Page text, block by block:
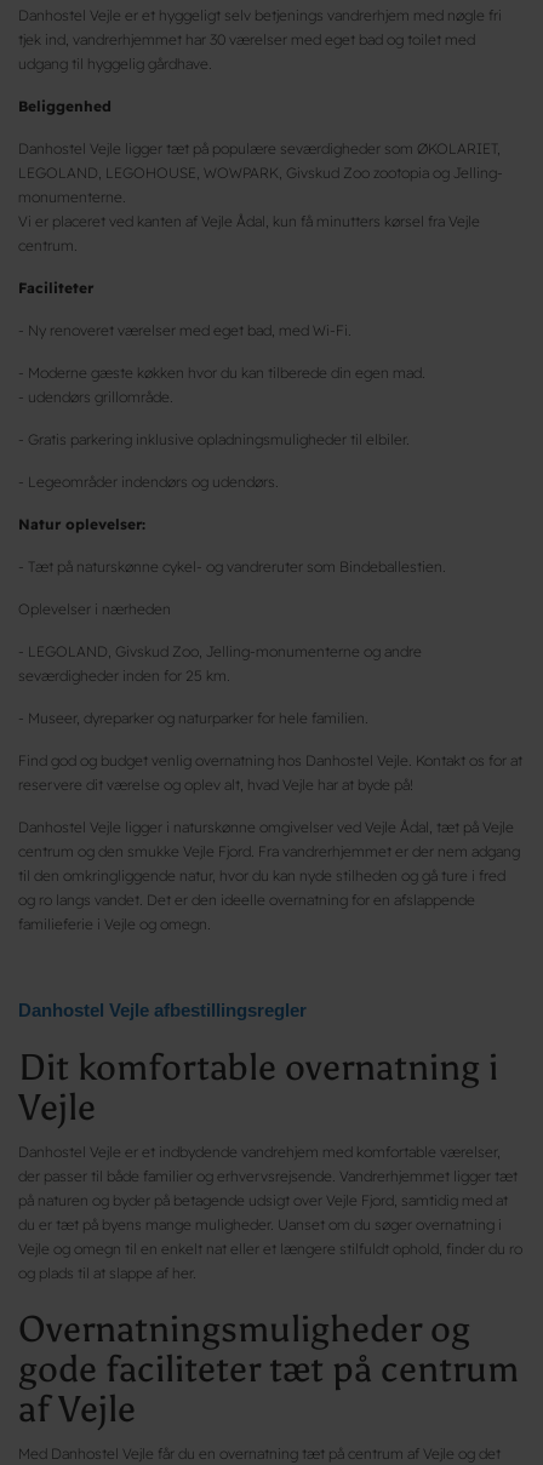
Danhostel Vejle er et hyggeligt selv betjenings vandrerhjem med nøgle fri
tjek ind, vandrerhjemmet har 30 værelser med eget bad og toilet med
udgang til hyggelig gårdhave.
Beliggenhed
Danhostel Vejle ligger tæt på populære seværdigheder som ØKOLARIET,
LEGOLAND, LEGOHOUSE, WOWPARK, Givskud Zoo zootopia og Jelling-
monumenterne.
Vi er placeret ved kanten af Vejle Ådal, kun få minutters kørsel fra Vejle
centrum.
Faciliteter
- Ny renoveret værelser med eget bad, med Wi-Fi.
- Moderne gæste køkken hvor du kan tilberede din egen mad.
- udendørs grillområde.
- Gratis parkering inklusive opladningsmuligheder til elbiler.
- Legeområder indendørs og udendørs.
Natur oplevelser:
- Tæt på naturskønne cykel- og vandreruter som Bindeballestien.
Oplevelser i nærheden
- LEGOLAND, Givskud Zoo, Jelling-monumenterne og andre
seværdigheder inden for 25 km.
- Museer, dyreparker og naturparker for hele familien.
Find god og budget venlig overnatning hos Danhostel Vejle. Kontakt os for at
reservere dit værelse og oplev alt, hvad Vejle har at byde på!
Danhostel Vejle ligger i naturskønne omgivelser ved Vejle Ådal, tæt på Vejle
centrum og den smukke Vejle Fjord. Fra vandrerhjemmet er der nem adgang
til den omkringliggende natur, hvor du kan nyde stilheden og gå ture i fred
og ro langs vandet. Det er den ideelle overnatning for en afslappende
familieferie i Vejle og omegn.
Danhostel Vejle afbestillingsregler
Dit komfortable overnatning i
Vejle
Danhostel Vejle er et indbydende vandrehjem med komfortable værelser,
der passer til både familier og erhvervsrejsende. Vandrerhjemmet ligger tæt
på naturen og byder på betagende udsigt over Vejle Fjord, samtidig med at
du er tæt på byens mange muligheder. Uanset om du søger overnatning i
Vejle og omegn til en enkelt nat eller et længere stilfuldt ophold, finder du ro
og plads til at slappe af her.
Overnatningsmuligheder og
gode faciliteter tæt på centrum
af Vejle
Med Danhostel Vejle får du en overnatning tæt på centrum af Vejle og det